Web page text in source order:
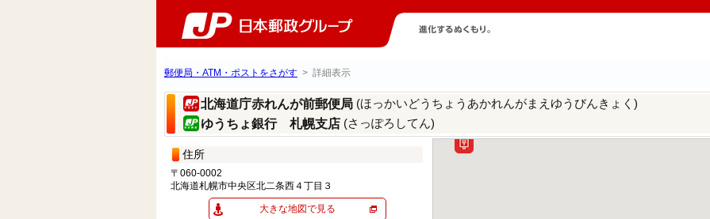
郵便局・ATM・ポストをさがす > 詳細表示
北海道庁赤れんが前郵便局 (ほっかいどうちょうあかれんがまえゆうびんきょく)
ゆうちょ銀行 札幌支店 (さっぽろしてん)
住所
〒060-0002
北海道札幌市中央区北二条西４丁目３
大きな地図で見る